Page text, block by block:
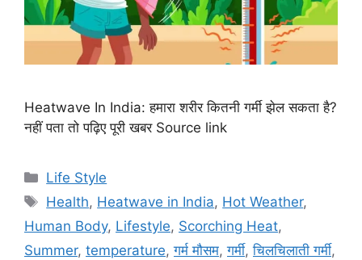
Heatwave In India: हमारा शरीर कितनी गर्मी झेल सकता है?
नहीं पता तो पढ़िए पूरी खबर Source link
C
a
e
g
Life Style
T
Health, Heatwave in India, Hot Weather,
Human Body, Lifestyle, Scorching Heat,
Summer, temperature,गर्म मौसम,गर्मी,चिलचिलाती गर्मी,